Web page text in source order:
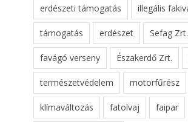
erdészeti támogatás illegális
támogatás erdészet Sefag Zrt.
favágó verseny Északerdő Zrt.
természetvédelem motorfűrész
klímaváltozás fatolvaj faipar